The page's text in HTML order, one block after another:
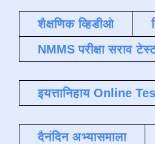
शैक्षणिक व्हिडीओ
NMMS परीक्षा सराव
इयत्तानिहाय Online
दैनंदिन अभ्यासमाला